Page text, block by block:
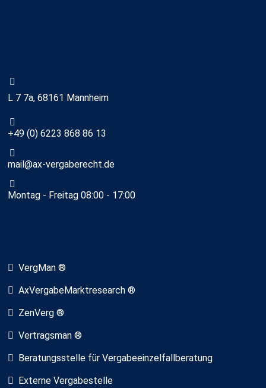
L 7 7a, 68161 Mannheim
+49 (0) 6223 868 86 13
mail@ax-vergaberecht.de
Montag - Freitag 08:00 - 17:00
VergMan ®
AxVergabeMarktresearch ®
ZenVerg ®
Vertragsman ®
Beratungsstelle für Vergabeeinzelfallberatung
Externe Vergabestelle